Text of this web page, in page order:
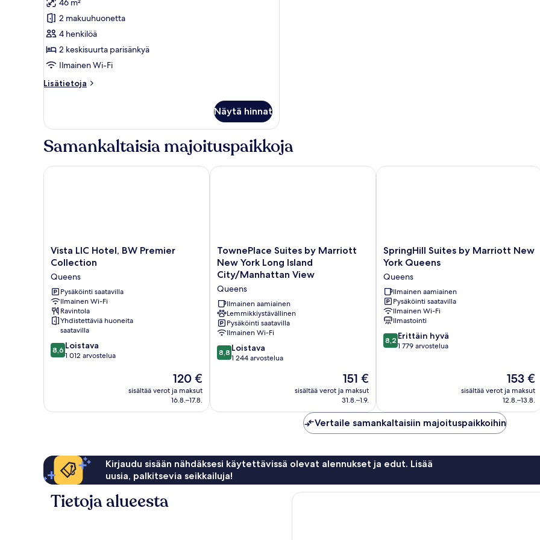
makuuhuonetta,
parveke,
kaupunkinäköala
kuvat
46 m²
2 makuuhuonetta
4 henkilöä
2 keskisuurta parisänkyä
Ilmainen Wi-Fi
Lisätietoja
Lisätietoja
2
makuuhuonetta,
parveke,
Näytä hinnat
Samankaltaisia majoituspaikkoja
Vista
LIC
BW
Premier
Collection
Queens
Vista LIC Hotel, BW Premier
Collection
Queens
Pysäköinti saatavilla
Ilmainen Wi-Fi
Ravintola
Yhdistettäviä huoneita
saatavilla
8.6
kautta
8,6 Loistava
1 012 arvostelua
Hinta
on
120 €
120 €
sisältää verot ja maksut
16.8.–17.8.
Vista LIC Hotel, BW Premier Collection
TownePlace
Suites
by
Marriott
New
York
Long
Island
City/Manhattan
View
Queens
TownePlace Suites by Marriott
New York Long Island
City/Manhattan View
Queens
Ilmainen aamiainen
Lemmikkiystävällinen
Pysäköinti saatavilla
Ilmainen Wi-Fi
8.8
kautta
8,8 Loistava
1 244 arvostelua
Hinta
on
151 €
151 €
sisältää verot ja maksut
31.8.–1.9.
TownePlace Suites by Marriott New York Long Island City/Manhattan View
SpringHill
Suites
Marriott
New
York
Queens
Queens
SpringHill Suites by Marriott New
York Queens
Queens
Ilmainen aamiainen
Pysäköinti saatavilla
Ilmainen Wi-Fi
Ilmastointi
8.2
kautta
8,2 Erittäin hyvä
1 779 arvostelua
Hinta
on
153 €
153 €
sisältää verot ja maksut
12.8.–13.8.
SpringHill Suites by Marriott New
Vertaile samankaltaisiin majoituspaikkoihin
Kirjaudu sisään nähdäksesi käytettävissä olevat alennukset ja edut. Lisää
uusia, palkitsevia seikkailuja!
Tietoja alueesta